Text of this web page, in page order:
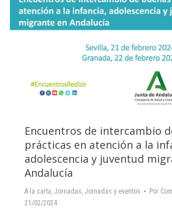
Encuentros de intercambio
prácticas en atención a la
adolescencia y juventud
Andalucía
A la carta, Jornadas, Jornadas y eventos Por
21/02/2024